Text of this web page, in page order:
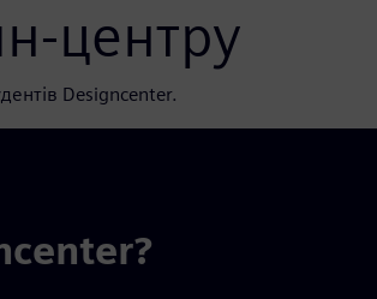
центру
Designcenter.